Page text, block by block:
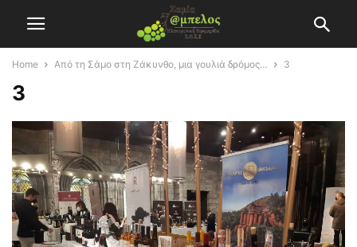
Home Από τη Σάμο στη Ζάκυνθο, μια γουλιά δρόμος… 3
3